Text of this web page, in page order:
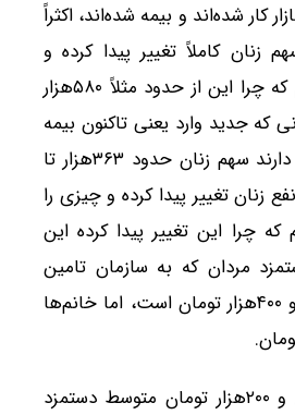
کار شده‌اند و بیمه شده‌اند، اکثراً
زنان کاملاً تغییر پیدا کرده و
بررسی که ما کرده‌ایم که چرا این از حدود مثلاً ۵۸۰هزار
که جدید وارد یعنی تاکنون بیمه
نداشتند و الان بیمه دارند سهم زنان حدود ۳۶۳هزار تا
زنان تغییر پیدا کرده و چیزی را
که چرا این تغییر پیدا کرده این
مردان که به سازمان تامین
اجتماعی ۱۶ میلیون و ۴۰۰هزار تومان است، اما خانم‌ها
یعنی تقریباً ۲میلیون و ۲۰۰هزار تومان متوسط دستمزد